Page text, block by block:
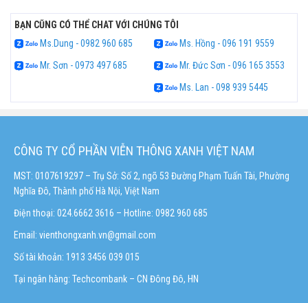
BẠN CŨNG CÓ THỂ CHAT VỚI CHÚNG TÔI
Ms.Dung - 0982 960 685
Ms. Hồng - 096 191 9559
Mr. Sơn - 0973 497 685
Mr. Đức Sơn - 096 165 3553
Ms. Lan - 098 939 5445
CÔNG TY CỔ PHẦN VIỄN THÔNG XANH VIỆT NAM
MST: 0107619297 – Trụ Sở: Số 2, ngõ 53 Đường Phạm Tuấn Tài, Phường
Nghĩa Đô, Thành phố Hà Nội, Việt Nam
Điện thoại: 024.6662 3616 – Hotline: 0982 960 685
Email: vienthongxanh.vn@gmail.com
Số tài khoản: 1913 3456 039 015
Tại ngân hàng: Techcombank – CN Đông Đô, HN